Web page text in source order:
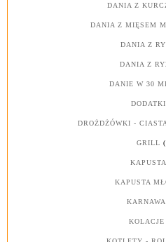
DANIA Z
DANIA Z MIĘSEM
DANIA Z
DANIA Z
DANIE W 30
DODATKI
DROŻDŻÓWKI -
GRILL
KAPUSTA
KAPUSTA
KOLACJE